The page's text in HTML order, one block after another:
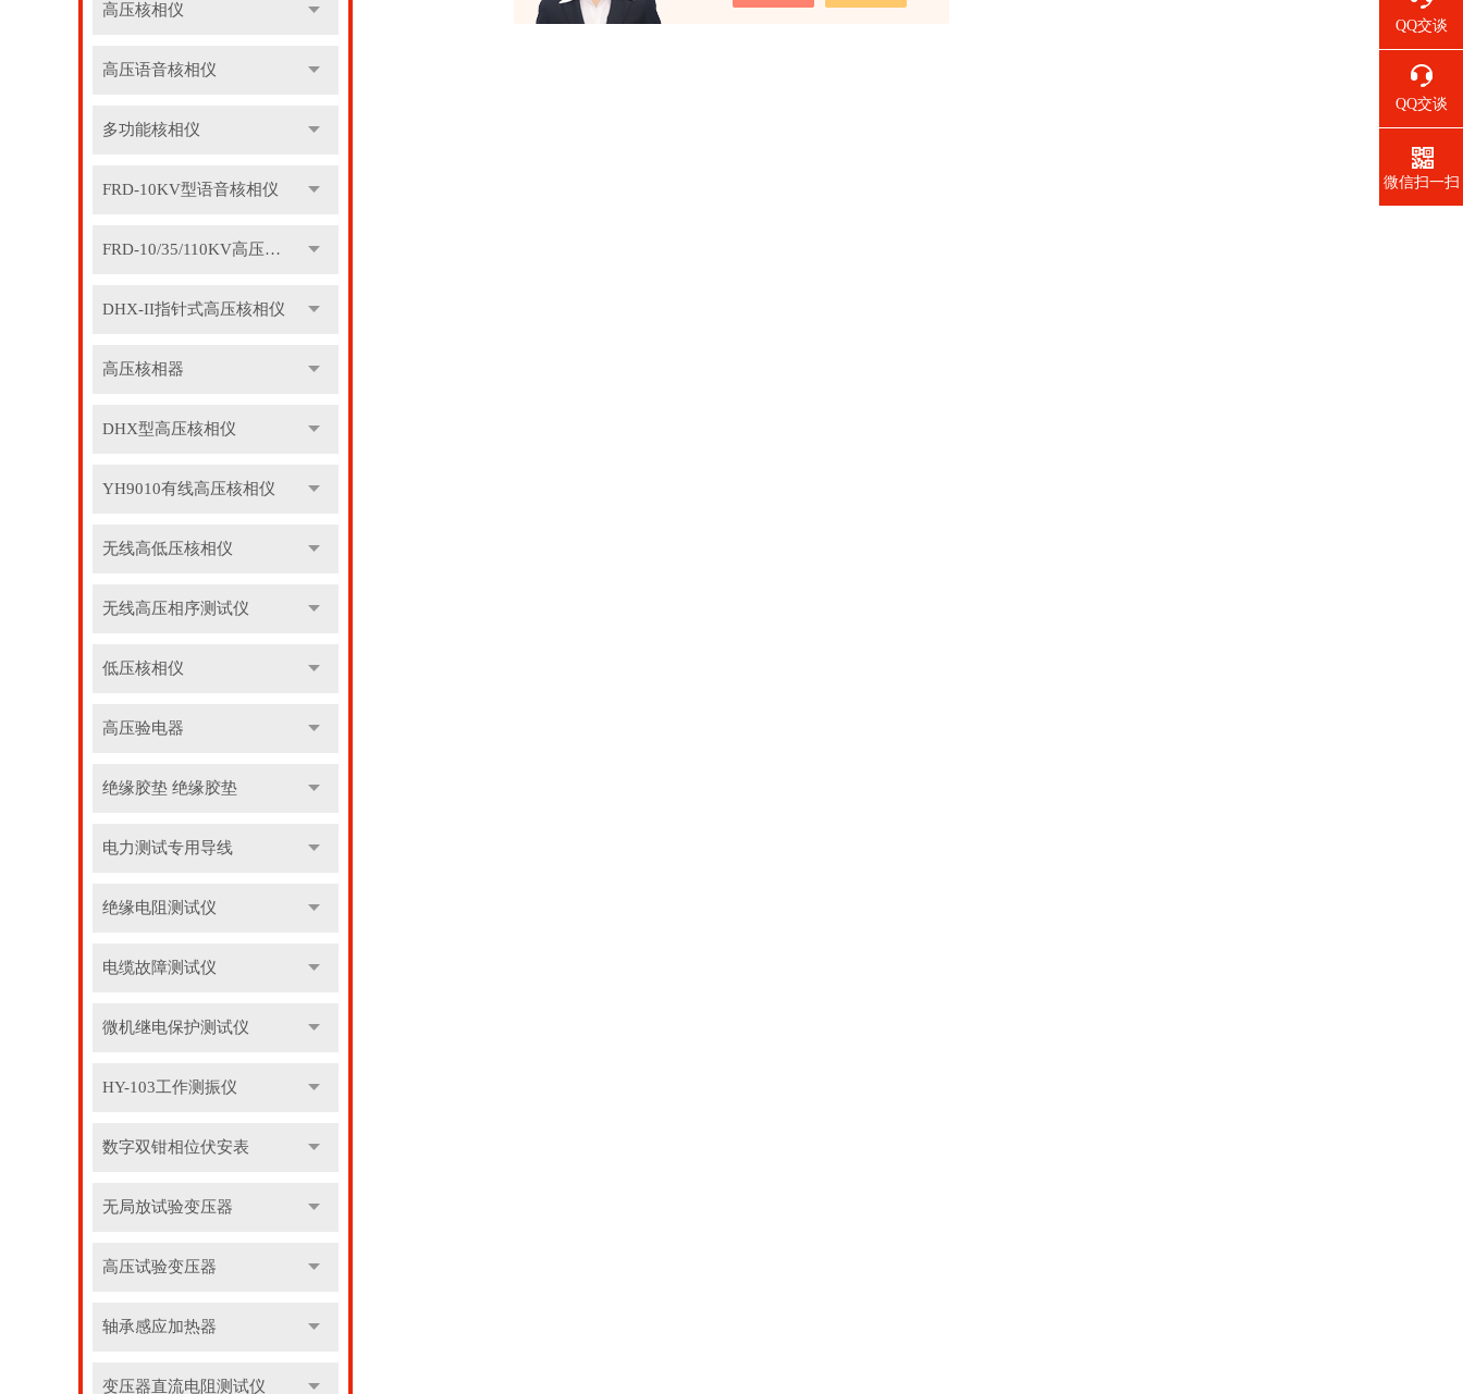
高压核相仪
高压语音核相仪
多功能核相仪
FRD-10KV型语音核相仪
FRD-10/35/110KV高压语音核相器
DHX-II指针式高压核相仪
高压核相器
DHX型高压核相仪
YH9010有线高压核相仪
无线高低压核相仪
无线高压相序测试仪
低压核相仪
高压验电器
绝缘胶垫 绝缘胶垫
电力测试专用导线
绝缘电阻测试仪
电缆故障测试仪
微机继电保护测试仪
HY-103工作测振仪
数字双钳相位伏安表
无局放试验变压器
高压试验变压器
轴承感应加热器
变压器直流电阻测试仪
QQ交谈
QQ交谈
微信扫一扫